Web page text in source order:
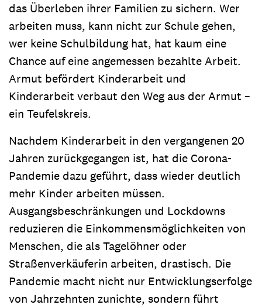
das Überleben ihrer Familien zu sichern. Wer
arbeiten muss, kann nicht zur Schule gehen,
wer keine Schulbildung hat, hat kaum eine
Chance auf eine angemessen bezahlte Arbeit.
Armut befördert Kinderarbeit und
Kinderarbeit verbaut den Weg aus der Armut –
ein Teufelskreis.
Nachdem Kinderarbeit in den vergangenen 20
Jahren zurückgegangen ist, hat die Corona-
Pandemie dazu geführt, dass wieder deutlich
mehr Kinder arbeiten müssen.
Ausgangsbeschränkungen und Lockdowns
reduzieren die Einkommensmöglichkeiten von
Menschen, die als Tagelöhner oder
Straßenverkäuferin arbeiten, drastisch. Die
Pandemie macht nicht nur Entwicklungserfolge
von Jahrzehnten zunichte, sondern führt